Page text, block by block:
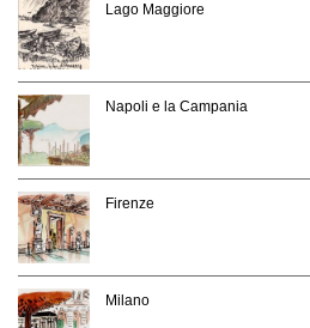
Lago Maggiore
Napoli e la Campania
Firenze
Milano